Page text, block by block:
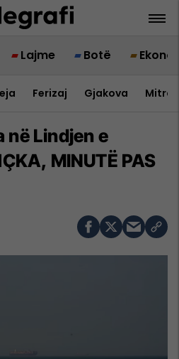
Lajme Botë
Ferizaj Gjakova
në Lindjen e
MINUTË PAS